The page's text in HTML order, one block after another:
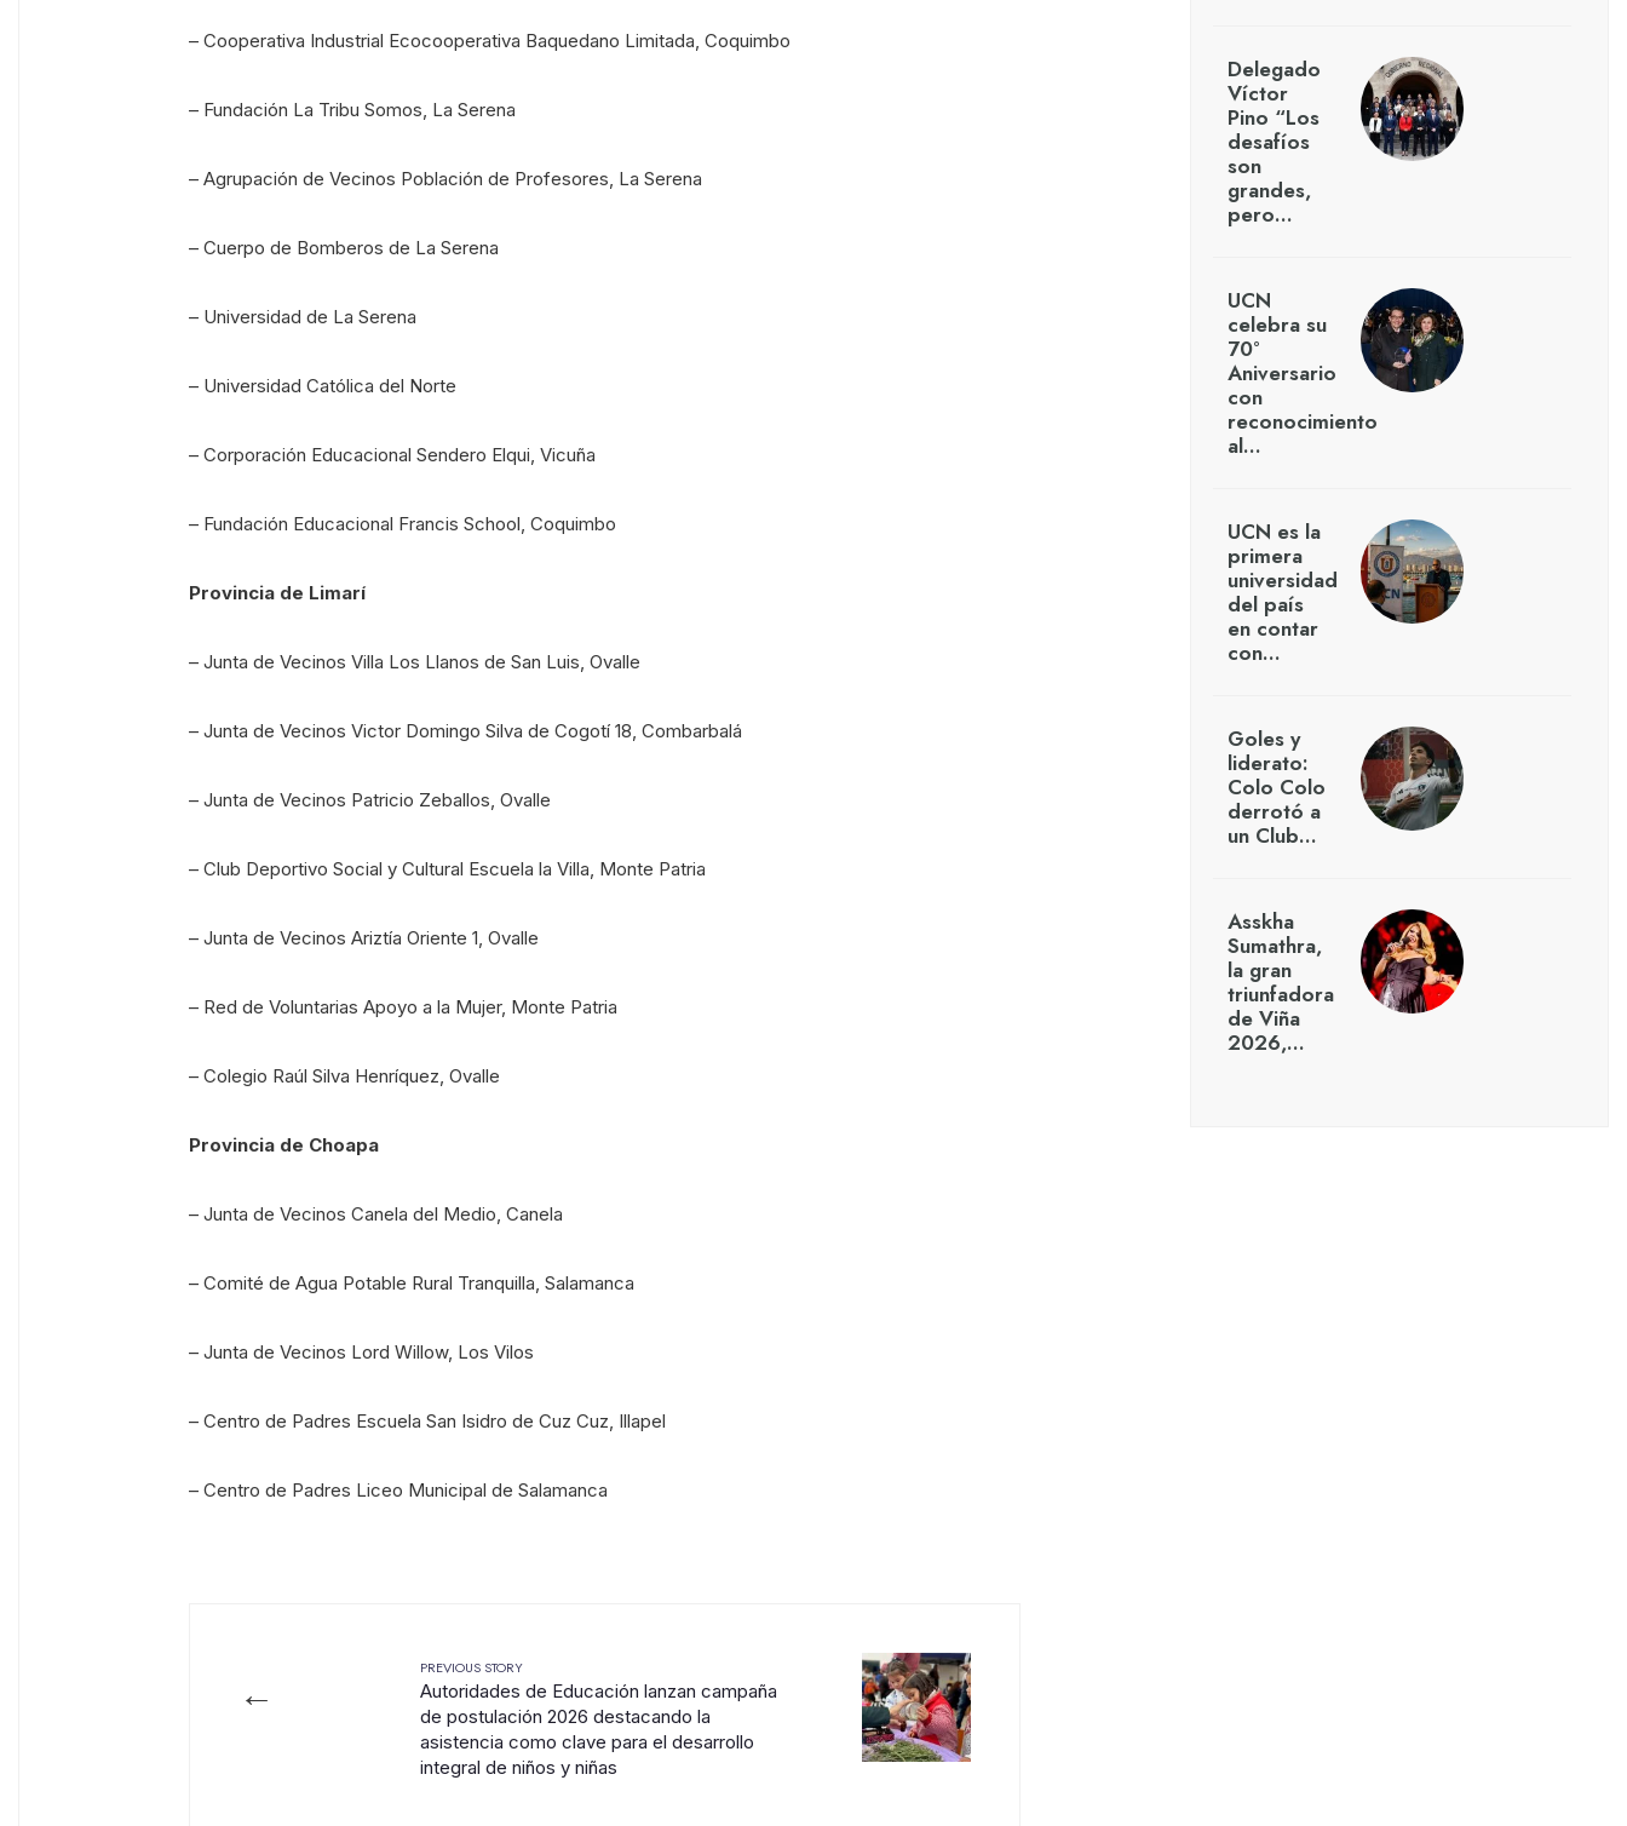
– Cooperativa Industrial Ecocooperativa Baquedano Limitada, Coquimbo
– Fundación La Tribu Somos, La Serena
– Agrupación de Vecinos Población de Profesores, La Serena
– Cuerpo de Bomberos de La Serena
– Universidad de La Serena
– Universidad Católica del Norte
– Corporación Educacional Sendero Elqui, Vicuña
– Fundación Educacional Francis School, Coquimbo
Provincia de Limarí
– Junta de Vecinos Villa Los Llanos de San Luis, Ovalle
– Junta de Vecinos Victor Domingo Silva de Cogotí 18, Combarbalá
– Junta de Vecinos Patricio Zeballos, Ovalle
– Club Deportivo Social y Cultural Escuela la Villa, Monte Patria
– Junta de Vecinos Ariztía Oriente 1, Ovalle
– Red de Voluntarias Apoyo a la Mujer, Monte Patria
– Colegio Raúl Silva Henríquez, Ovalle
Provincia de Choapa
– Junta de Vecinos Canela del Medio, Canela
– Comité de Agua Potable Rural Tranquilla, Salamanca
– Junta de Vecinos Lord Willow, Los Vilos
– Centro de Padres Escuela San Isidro de Cuz Cuz, Illapel
– Centro de Padres Liceo Municipal de Salamanca
←
PREVIOUS STORY
Autoridades de Educación lanzan campaña
de postulación 2026 destacando la
asistencia como clave para el desarrollo
integral de niños y niñas
Delegado
Víctor
Pino “Los
desafíos
son
grandes,
pero…
UCN
celebra su
70°
Aniversario
con
reconocimiento
al…
UCN es la
primera
universidad
del país
en contar
con…
Goles y
liderato:
Colo Colo
derrotó a
un Club…
Asskha
Sumathra,
la gran
triunfadora
de Viña
2026,…